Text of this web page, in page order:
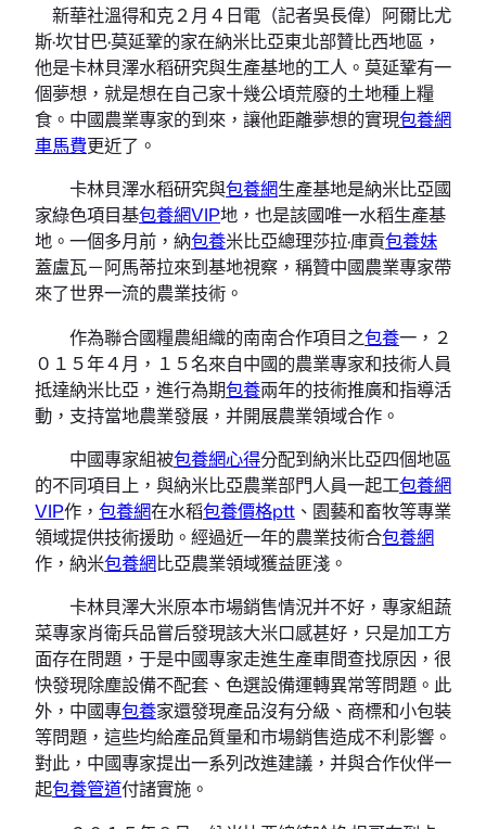
新華社溫得和克２月４日電（記者吳長偉）阿爾比尤
斯·坎甘巴·莫延鞏的家在納米比亞東北部贊比西地區，
他是卡林貝澤水稻研究與生產基地的工人。莫延鞏有一
個夢想，就是想在自己家十幾公頃荒廢的土地種上糧
食。中國農業專家的到來，讓他距離夢想的實現包養網
車馬費更近了。
卡林貝澤水稻研究與包養網生產基地是納米比亞國
家綠色項目基包養網VIP地，也是該國唯一水稻生產基
地。一個多月前，納包養米比亞總理莎拉·庫貢包養妹
蓋盧瓦－阿馬蒂拉來到基地視察，稱贊中國農業專家帶
來了世界一流的農業技術。
作為聯合國糧農組織的南南合作項目之包養一，２
０１５年４月，１５名來自中國的農業專家和技術人員
抵達納米比亞，進行為期包養兩年的技術推廣和指導活
動，支持當地農業發展，并開展農業領域合作。
中國專家組被包養網心得分配到納米比亞四個地區
的不同項目上，與納米比亞農業部門人員一起工包養網
VIP作， 包養網在水稻包養價格ptt 、園藝和畜牧等專業
領域提供技術援助。經過近一年的農業技術合包養網
作，納米包養網比亞農業領域獲益匪淺。
卡林貝澤大米原本市場銷售情況并不好，專家組蔬
菜專家肖衛兵品嘗后發現該大米口感甚好，只是加工方
面存在問題，于是中國專家走進生產車間查找原因，很
快發現除塵設備不配套、色選設備運轉異常等問題。此
外，中國專包養家還發現產品沒有分級、商標和小包裝
等問題，這些均給產品質量和市場銷售造成不利影響。
對此，中國專家提出一系列改進建議，并與合作伙伴一
起包養管道付諸實施。